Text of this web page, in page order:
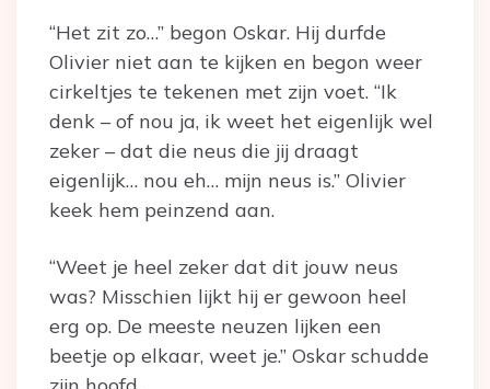
“Het zit zo…” begon Oskar. Hij durfde
Olivier niet aan te kijken en begon weer
cirkeltjes te tekenen met zijn voet. “Ik
denk – of nou ja, ik weet het eigenlijk wel
zeker – dat die neus die jij draagt
eigenlijk… nou eh… mijn neus is.” Olivier
keek hem peinzend aan.
“Weet je heel zeker dat dit jouw neus
was? Misschien lijkt hij er gewoon heel
erg op. De meeste neuzen lijken een
beetje op elkaar, weet je.” Oskar schudde